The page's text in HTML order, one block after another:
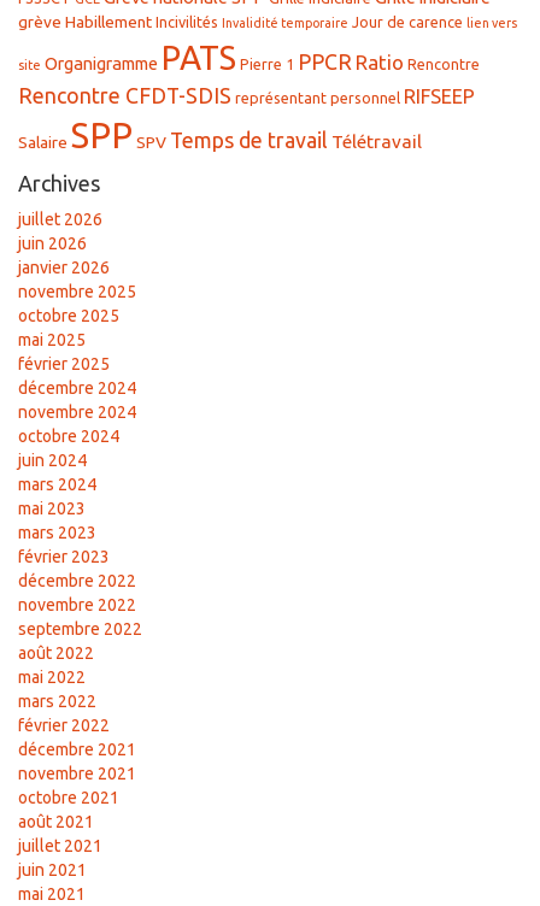
grève Habillement Incivilités Invalidité temporaire Jour de carence lien vers
site Organigramme PATS Pierre 1 PPCR Ratio Rencontre
Rencontre CFDT-SDIS représentant personnel RIFSEEP
Salaire SPP SPV Temps de travail Télétravail
Archives
juillet 2026
juin 2026
janvier 2026
novembre 2025
octobre 2025
mai 2025
février 2025
décembre 2024
novembre 2024
octobre 2024
juin 2024
mars 2024
mai 2023
mars 2023
février 2023
décembre 2022
novembre 2022
septembre 2022
août 2022
mai 2022
mars 2022
février 2022
décembre 2021
novembre 2021
octobre 2021
août 2021
juillet 2021
juin 2021
mai 2021